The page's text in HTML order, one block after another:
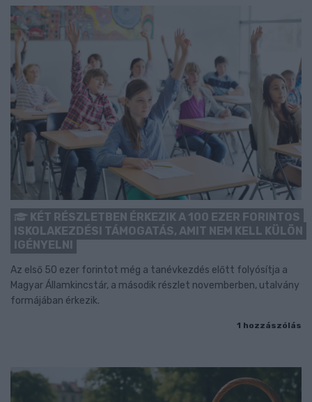
KÉT RÉSZLETBEN ÉRKEZIK A 100 EZER FORINTOS
ISKOLAKEZDÉSI TÁMOGATÁS, AMIT NEM KELL KÜLÖN
IGÉNYELNI
Az első 50 ezer forintot még a tanévkezdés előtt folyósítja a
Magyar Államkincstár, a második részlet novemberben, utalvány
formájában érkezik.
1 hozzászólás